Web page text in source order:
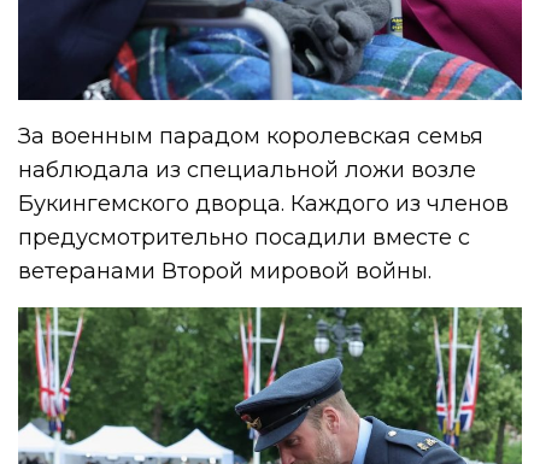
За военным парадом королевская семья
наблюдала из специальной ложи возле
Букингемского дворца. Каждого из членов
предусмотрительно посадили вместе с
ветеранами Второй мировой войны.